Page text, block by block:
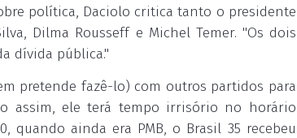
política, Daciolo critica tanto o presidente
Dilma Rousseff e Michel Temer. "Os dois
dívida pública."
pretende fazê-lo) com outros partidos para
assim, ele terá tempo irrisório no horário
quando ainda era PMB, o Brasil 35 recebeu